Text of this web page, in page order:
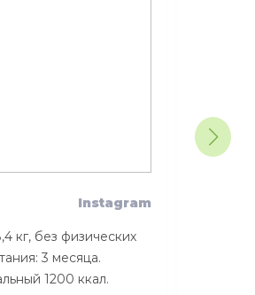
Instagram
кг, без физических
3 месяца.
1200 ккал.